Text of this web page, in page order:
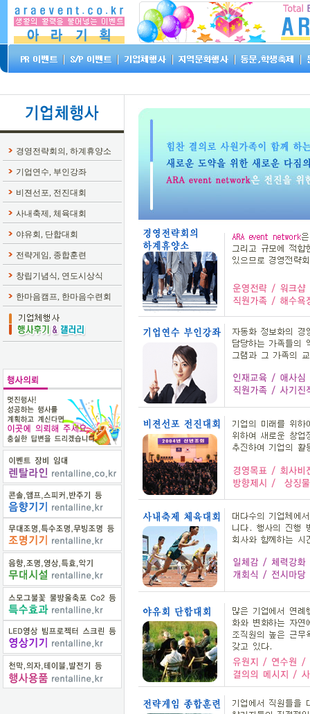
경영전략회의, 하계휴양소
기업연수, 부인강좌
비젼선포, 전진대회
사내축제, 체육대회
야유회, 단합대회
전략게임, 종합훈련
창립기념식, 연도시상식
한마음캠프, 한마음수련회